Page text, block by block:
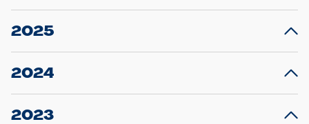
2025
23.12.2025
Projekt S5: Start der Bauarbeiten am
2024
10.12.2024
Großprojekt S5: Sperrung der Bahnstraße in
2023